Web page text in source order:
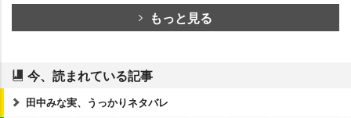
もっと見る
今、読まれている記事
田中みな実、うっかりネタバレ